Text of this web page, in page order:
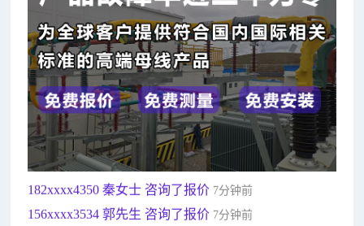
182xxxx4350 秦女士 咨询了报价 7分钟前
156xxxx3534 郭先生 咨询了报价7分钟前
192xxxx2920 周先生 咨询了报价10分钟前
189xxxx6562 王先生 咨询了报价1秒前
190xxxx3508 徐女士 咨询了报价5秒前
135xxxx6654 张先生 咨询了报价
181xxxx7531 苟先生 咨询了报价5分钟前
182xxxx4350 秦女士 咨询了报价 7分钟前
156xxxx3534 郭先生 咨询了报价 7分钟前